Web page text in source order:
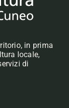
in prima
locale,
di